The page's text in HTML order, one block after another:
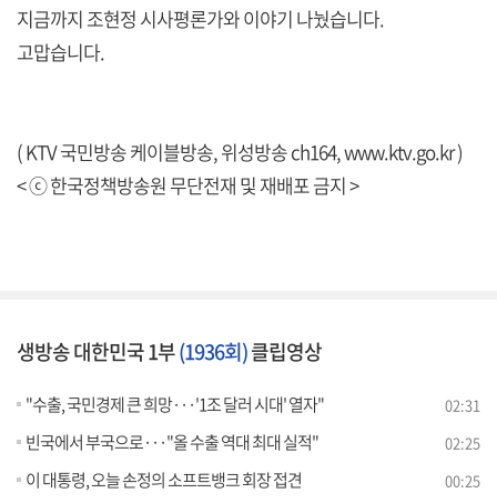
지금까지 조현정 시사평론가와 이야기 나눴습니다.
고맙습니다.
( KTV 국민방송 케이블방송, 위성방송 ch164,www.ktv.go.kr)
< ⓒ 한국정책방송원 무단전재 및 재배포 금지 >
생방송 대한민국 1부(1936회)클립영상
"수출, 국민경제 큰 희망···'1조 달러 시대' 열자" 02:31
빈국에서 부국으로···"올 수출 역대 최대 실적" 02:25
이 대통령, 오늘 손정의 소프트뱅크 회장 접견 00:25